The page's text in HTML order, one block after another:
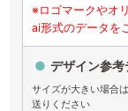
※ロゴマークやオ
ai形式のデータを
デザイン参考
サイズが大きい場合
送りください